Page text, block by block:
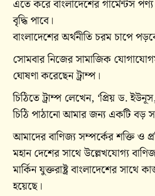
এতে করে বাংলাদেশের গার্মেন্টস
বৃদ্ধি পাবে।
বাংলাদেশের অর্থনীতি চরম চাপে
সোমবার নিজের সামাজিক
ঘোষণা করেছেন ট্রাম্প।
চিঠিতে ট্রাম্প লেখেন, ‘প্রিয় ড.
চিঠি পাঠানো আমার জন্য একটি বড়
আমাদের বাণিজ্য সম্পর্কের শক্তি ও
মহান দেশের সাথে উল্লেখযোগ্য
মার্কিন যুক্তরাষ্ট্র বাংলাদেশের সাথে
হয়েছে।